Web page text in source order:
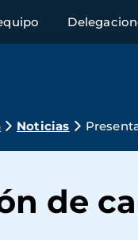
Noticias
de